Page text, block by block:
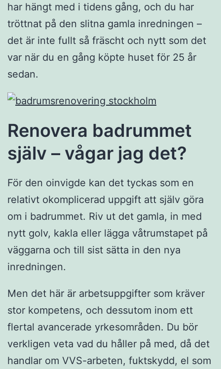
har hängt med i tidens gång, och du har
tröttnat på den slitna gamla inredningen –
det är inte fullt så fräscht och nytt som det
var när du en gång köpte huset för 25 år
sedan.
Renovera badrummet
själv – vågar jag det?
För den oinvigde kan det tyckas som en
relativt okomplicerad uppgift att själv göra
om i badrummet. Riv ut det gamla, in med
nytt golv, kakla eller lägga våtrumstapet på
väggarna och till sist sätta in den nya
inredningen.
Men det här är arbetsuppgifter som kräver
stor kompetens, och dessutom inom ett
flertal avancerade yrkesområden. Du bör
verkligen veta vad du håller på med, då det
handlar om VVS-arbeten, fuktskydd, el som